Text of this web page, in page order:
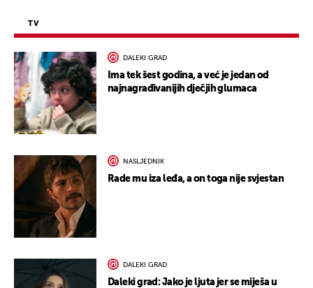
TV
DALEKI GRAD
Ima tek šest godina, a već je jedan od
najnagrađivanijih dječjih glumaca
NASLJEDNIK
Rade mu iza leđa, a on toga nije svjestan
DALEKI GRAD
Daleki grad: Jako je ljuta jer se miješa u